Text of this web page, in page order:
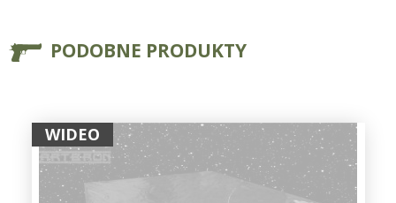
PODOBNE PRODUKTY
WIDEO